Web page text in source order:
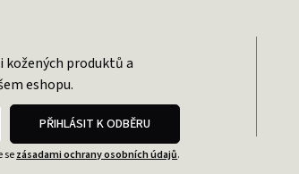
kožených produktů a
eshopu.
PŘIHLÁSIT K ODBĚRU
sezásadami ochrany osobních údajů.